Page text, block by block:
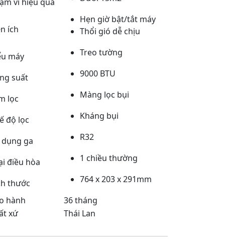
ích
Hẹn giờ bật/tắt máy
Thổi gió dễ chịu
máy Treo tường
suất 9000 BTU
lọc Màng lọc bụi
độ lọc Kháng bụi
dụng ga R32
điều hòa 1 chiều thường
thước
764 x 203 x 291mm
hành
36 tháng
xứ
Thái Lan